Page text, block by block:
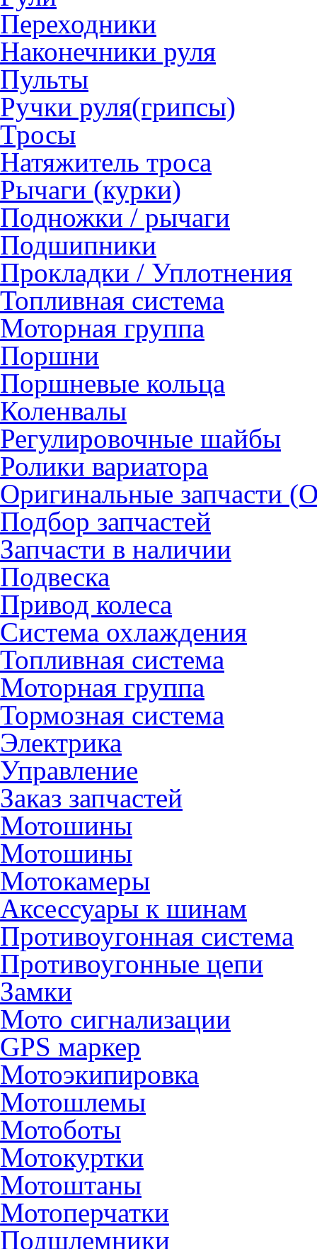
Переходники
Наконечники руля
Пульты
Ручки руля(грипсы)
Тросы
Натяжитель троса
Рычаги (курки)
Подножки / рычаги
Подшипники
Прокладки / Уплотнения
Топливная система
Моторная группа
Поршни
Поршневые кольца
Коленвалы
Регулировочные шайбы
Ролики вариатора
Оригинальные запчасти
Подбор запчастей
Запчасти в наличии
Подвеска
Привод колеса
Система охлаждения
Топливная система
Моторная группа
Тормозная система
Электрика
Управление
Заказ запчастей
Мотошины
Мотошины
Мотокамеры
Аксессуары к шинам
Противоугонная система
Противоугонные цепи
Замки
Мото сигнализации
GPS маркер
Мотоэкипировка
Мотошлемы
Мотоботы
Мотокуртки
Мотоштаны
Мотоперчатки
Подшлемники